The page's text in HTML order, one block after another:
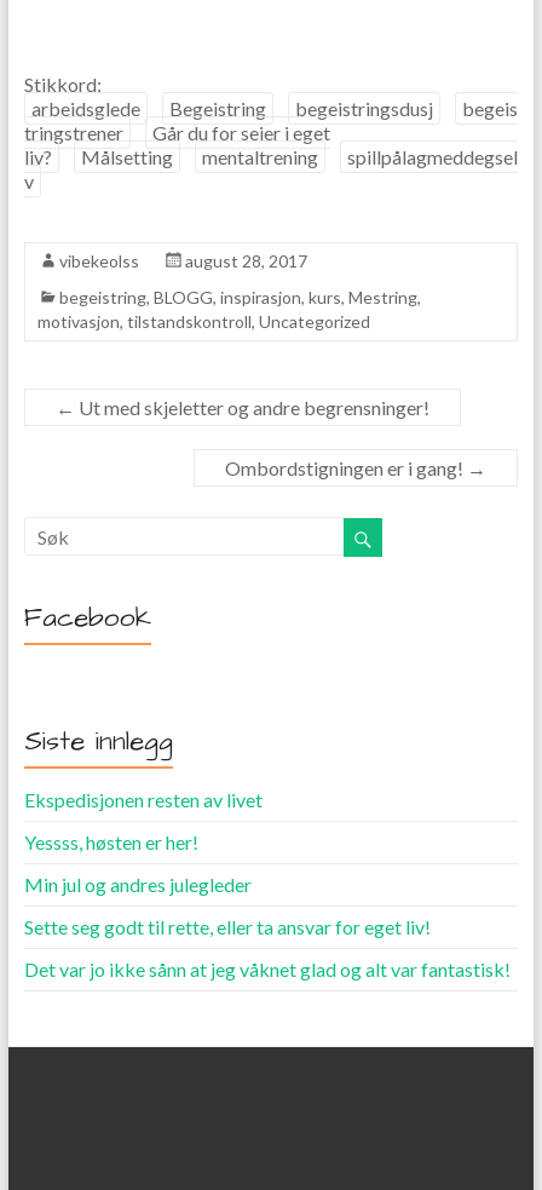
Stikkord:
arbeidsglede
Begeistring begeistringsdusj
begeis
tringstrener
Går du for seier i eget
liv?
Målsetting mentaltrening
spillpålagmeddegsel
v
vibekeolss
august 28, 2017
begeistring, BLOGG, inspirasjon, kurs, Mestring,
motivasjon, tilstandskontroll, Uncategorized
← Ut med skjeletter og andre begrensninger!
Ombordstigningen er i gang! →
Facebook
Siste innlegg
Ekspedisjonen resten av livet
Yessss, høsten er her!
Min jul og andres julegleder
Sette seg godt til rette, eller ta ansvar for eget liv!
Det var jo ikke sånn at jeg våknet glad og alt var fantastisk!